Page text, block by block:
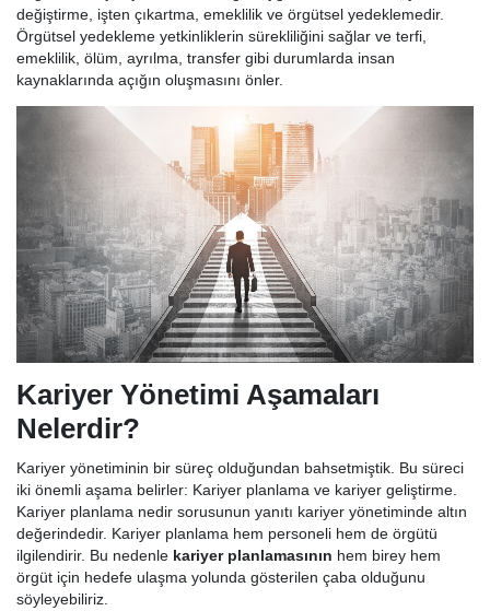
değiştirme, işten çıkartma, emeklilik ve örgütsel yedeklemedir.
Örgütsel yedekleme yetkinliklerin sürekliliğini sağlar ve terfi,
emeklilik, ölüm, ayrılma, transfer gibi durumlarda insan
kaynaklarında açığın oluşmasını önler.
Kariyer Yönetimi Aşamaları
Nelerdir?
Kariyer yönetiminin bir süreç olduğundan bahsetmiştik. Bu süreci
iki önemli aşama belirler: Kariyer planlama ve kariyer geliştirme.
Kariyer planlama nedir sorusunun yanıtı kariyer yönetiminde altın
değerindedir. Kariyer planlama hem personeli hem de örgütü
ilgilendirir. Bu nedenle kariyer planlamasının hem birey hem
örgüt için hedefe ulaşma yolunda gösterilen çaba olduğunu
söyleyebiliriz.